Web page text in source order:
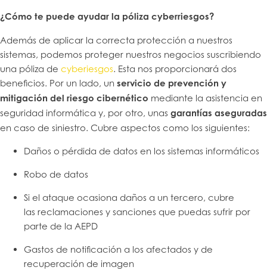
¿Cómo te puede ayudar la póliza cyberriesgos?
Además de aplicar la correcta protección a nuestros
sistemas, podemos proteger nuestros negocios suscribiendo
una póliza de cyberiesgos. Esta nos proporcionará dos
beneficios. Por un lado, un servicio de prevención y
mitigación del riesgo cibernético mediante la asistencia en
seguridad informática y, por otro, unas garantías aseguradas
en caso de siniestro. Cubre aspectos como los siguientes:
Daños o pérdida de datos en los sistemas informáticos
Robo de datos
Si el ataque ocasiona daños a un tercero, cubre
las reclamaciones y sanciones que puedas sufrir por
parte de la AEPD
Gastos de notificación a los afectados y de
recuperación de imagen